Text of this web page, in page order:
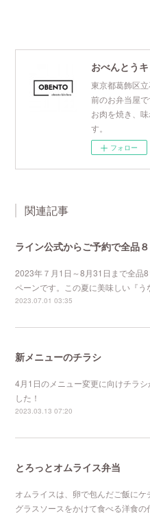
おべんとう
東京都葛飾区
前のお弁当屋
お肉を焼き、
す。
フォロー
関連記事
ライン公式からご予約で全品
2023年７月1日～8月31日まで全品
ペーンです。この夏に美味しい『う
2023.07.01 03:35
新メニューのチラシ
4月1日のメニュー変更に向けチラシ
した！
2023.03.13 07:20
とろっとオムライス弁当
オムライスは、卵で包んだご飯にケ
グラスソースをかけて食べる洋食の